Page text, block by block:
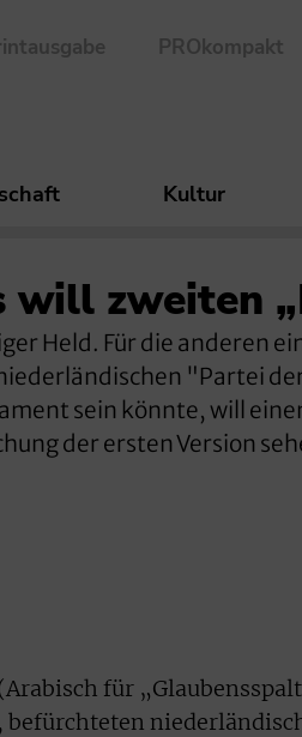
PROkompakt
Kultur
zweiten
Held. Für die anderen
"Partei
sein könnte, will
der ersten Version
für